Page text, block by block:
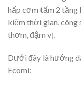
hấp cơm tấm 2 tầng
kiệm thời gian, công
thơm, đậm vị.
Dưới đây là hướng
Ecomi: